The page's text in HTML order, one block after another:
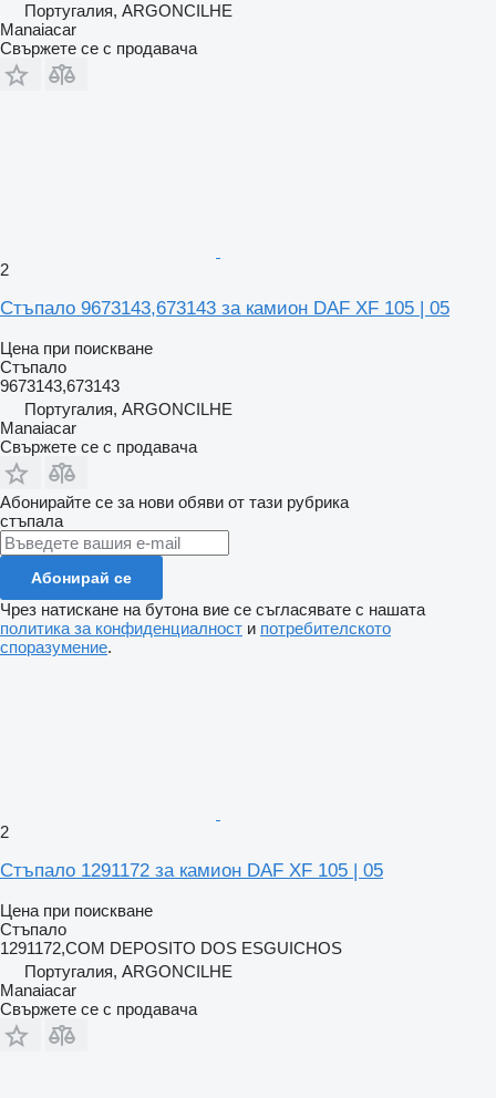
Португалия, ARGONCILHE
Manaiacar
Свържете се с продавача
2
Стъпало 9673143,673143 за камион DAF XF 105 | 05
Цена при поискване
Стъпало
9673143,673143
Португалия, ARGONCILHE
Manaiacar
Свържете се с продавача
Абонирайте се за нови обяви от тази рубрика
стъпала
Абонирай се
Чрез натискане на бутона вие се съгласявате с нашата
политика за конфиденциалност и потребителското
споразумение.
2
Стъпало 1291172 за камион DAF XF 105 | 05
Цена при поискване
Стъпало
1291172,COM DEPOSITO DOS ESGUICHOS
Португалия, ARGONCILHE
Manaiacar
Свържете се с продавача